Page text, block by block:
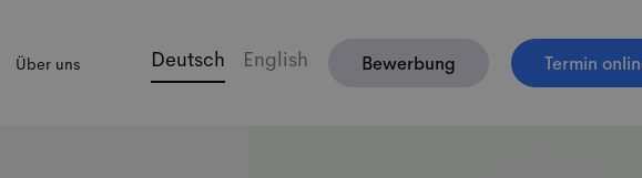
Über uns Deutsch English Bewerbung Termin